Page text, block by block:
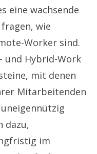
eine wachsende
wie
Worker sind.
und Hybrid-Work
mit denen
Mitarbeitenden
dazu,
im